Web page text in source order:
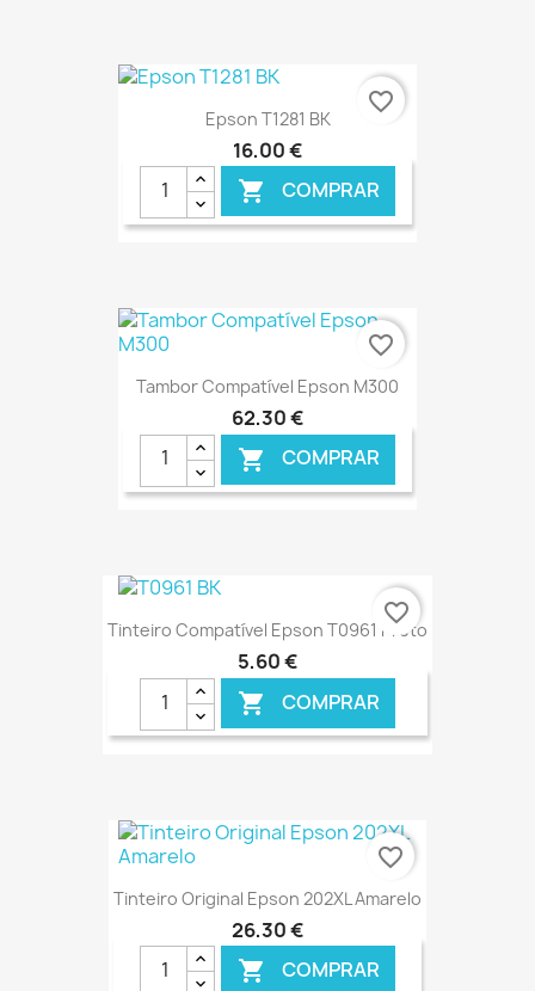
€ ONLINE
Epson T1281 BK
16,00 €
 COMPRAR
€ ONLINE
favorite_border
Tambor Compatível Epson M300
62,30 €
 COMPRAR
favorite_border
Tinteiro Compatível Epson T0961 Preto
5,60 €
 COMPRAR
€ ONLINE
favorite_border
Tinteiro Original Epson 202XL Amarelo
26,30 €
 COMPRAR
favorite_border